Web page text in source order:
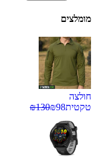
מומלצים
חולצה
טקטית
₪98
₪130